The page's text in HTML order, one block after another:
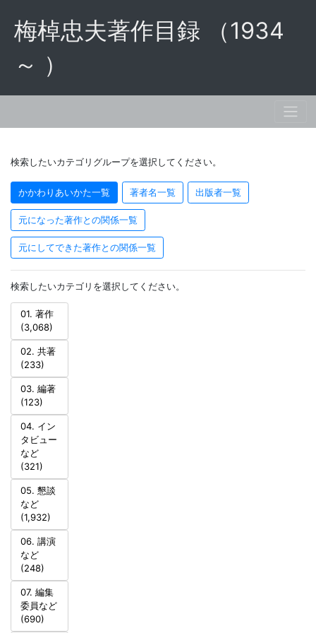
梅棹忠夫著作目録 （1934
～ ）
検索したいカテゴリグループを選択してください。
かかわりあいかた一覧 著者名一覧 出版者一覧
元になった著作との関係一覧
元にしてできた著作との関係一覧
検索したいカテゴリを選択してください。
01. 著作
(3,068)
02. 共著
(233)
03. 編著
(123)
04. イン
タビュー
など
(321)
05. 懇談
など
(1,932)
06. 講演
など
(248)
07. 編集
委員など
(690)